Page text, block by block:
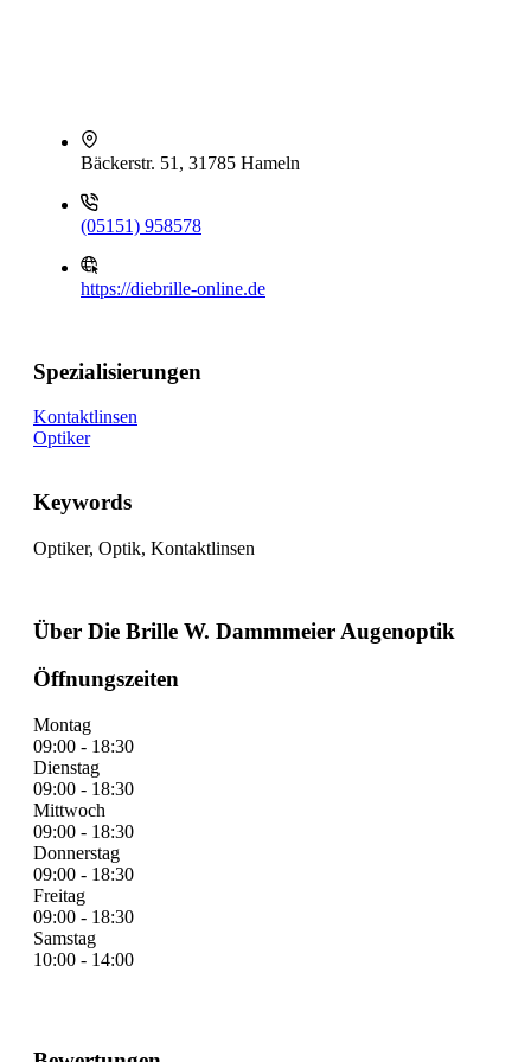
Bäckerstr. 51, 31785 Hameln
(05151) 958578
https://diebrille-online.de
Spezialisierungen
Kontaktlinsen
Optiker
Keywords
Optiker, Optik, Kontaktlinsen
Über Die Brille W. Dammmeier Augenoptik
Öffnungszeiten
Montag
09:00 - 18:30
Dienstag
09:00 - 18:30
Mittwoch
09:00 - 18:30
Donnerstag
09:00 - 18:30
Freitag
09:00 - 18:30
Samstag
10:00 - 14:00